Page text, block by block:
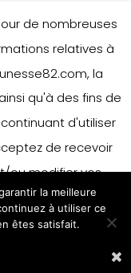
Ed.
Didier
de nombreuses
relatives à
la
qu'à des fins de
d'utiliser
de recevoir
ou modifier vos
de vous référer
Accepter
la meilleure
à utiliser ce
êtes satisfait.